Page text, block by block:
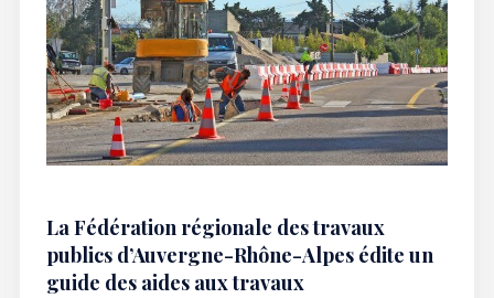
La Fédération régionale des travaux
publics d’Auvergne-Rhône-Alpes édite un
guide des aides aux travaux